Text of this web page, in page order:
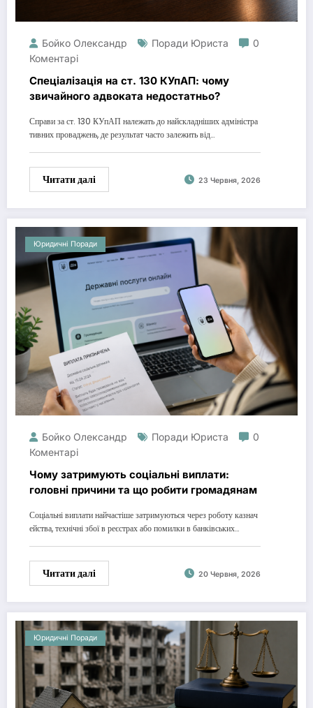
Бойко Олександр Поради Юриста
0
Коментарі
Спеціалізація на ст. 130 КУпАП: чому
звичайного адвоката недостатньо?
Справи за ст. 130 КУпАП належать до найскладніших адміністра
тивних проваджень, де результат часто залежить від…
Читати далі 23 Червня, 2026
Юридичні Поради
Бойко Олександр Поради Юриста
0
Коментарі
Чому затримують соціальні виплати:
головні причини та що робити громадянам
Соціальні виплати найчастіше затримуються через роботу казнач
ейства, технічні збої в реєстрах або помилки в банківських…
Читати далі 20 Червня, 2026
Юридичні Поради